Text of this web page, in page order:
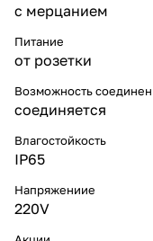
с мерцанием
Питание
от розетки
Возможность
соединяется
Влагостойкость
IP65
Напряжениие
220V